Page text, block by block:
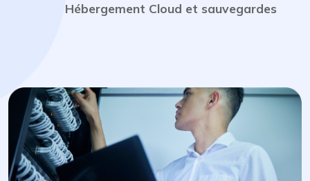
Hébergement Cloud et sauvegardes